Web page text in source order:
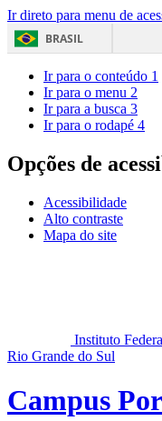
Ir direto para menu de
BRASIL
Ir para o conteúdo 1
Ir para o menu 2
Ir para a busca 3
Ir para o rodapé 4
Opções de
Acessibilidade
Alto contraste
Mapa do site
Instituto
Rio Grande do Sul
Campus